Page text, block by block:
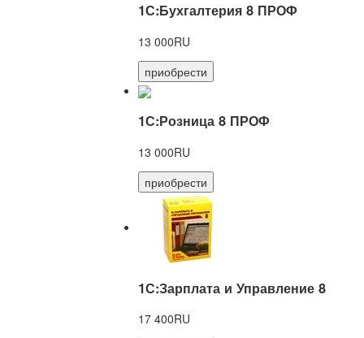
1С:Бухгалтерия 8 ПРОФ
13 000RU
приобрести
1С:Розница 8 ПРОФ
13 000RU
приобрести
1С:Зарплата и Управление 8
17 400RU